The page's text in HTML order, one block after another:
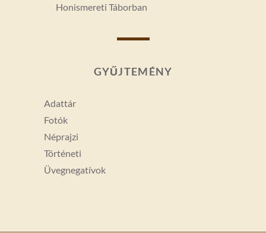
Honismereti Táborban
GYŰJTEMÉNY
Adattár
Fotók
Néprajzi
Történeti
Üvegnegatívok